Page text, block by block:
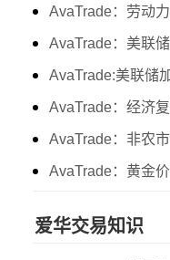
爱华交易知识